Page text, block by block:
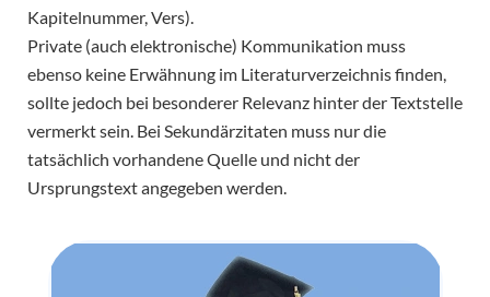
Kapitelnummer, Vers).
Private (auch elektronische) Kommunikation muss
ebenso keine Erwähnung im Literaturverzeichnis finden,
sollte jedoch bei besonderer Relevanz hinter der Textstelle
vermerkt sein. Bei Sekundärzitaten muss nur die
tatsächlich vorhandene Quelle und nicht der
Ursprungstext angegeben werden.